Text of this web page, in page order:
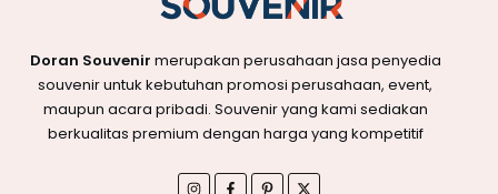
Doran Souvenir merupakan perusahaan jasa penyedia
souvenir untuk kebutuhan promosi perusahaan, event,
maupun acara pribadi. Souvenir yang kami sediakan
berkualitas premium dengan harga yang kompetitif